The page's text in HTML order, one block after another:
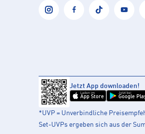
Jetzt App downloaden!
Laden im
App Store
Jetzt bei
Google
*UVP = Unverbindliche
Set-UVPs ergeben sich aus der